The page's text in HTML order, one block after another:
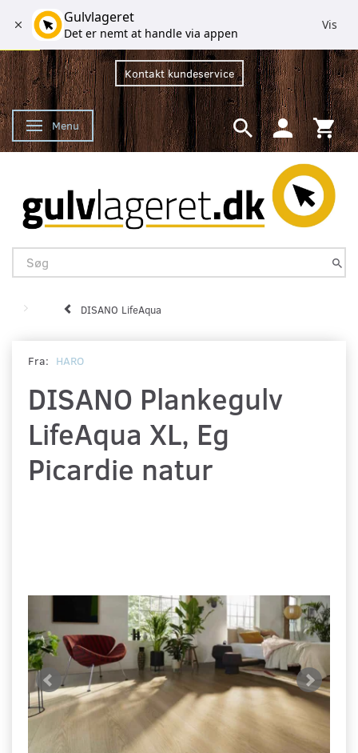
Kontakt kundeservice
Skifte navigation
Menu
DISANO LifeAqua
Fra: HARO
DISANO Plankegulv
LifeAqua XL, Eg
Picardie natur
Gulvlageret
Det er nemt at handle via appen
Vis